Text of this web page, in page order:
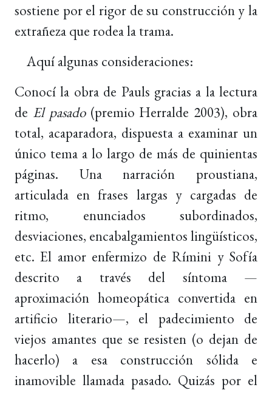
sostiene por el rigor de su construcción y la
extrañeza que rodea la trama.
Aquí algunas consideraciones:
Conocí la obra de Pauls gracias a la lectura
de El pasado(premio Herralde 2003), obra
total, acaparadora, dispuesta a examinar un
único tema a lo largo de más de quinientas
páginas. Una narración proustiana,
articulada en frases largas y cargadas de
ritmo, enunciados subordinados,
desviaciones, encabalgamientos lingüísticos,
etc. El amor enfermizo de Rímini y Sofía
descrito a través del síntoma —
aproximación homeopática convertida en
artificio literario—, el padecimiento de
viejos amantes que se resisten (o dejan de
hacerlo) a esa construcción sólida e
inamovible llamada pasado. Quizás por el